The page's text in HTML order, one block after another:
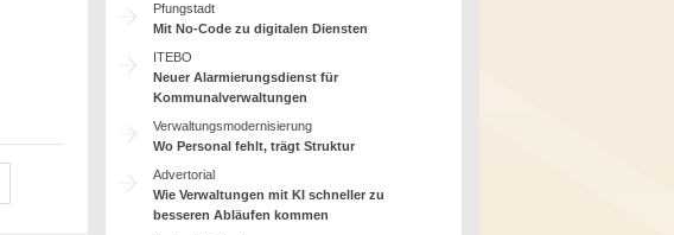
Pfungstadt
Mit No-Code zu digitalen Diensten
ITEBO
Neuer Alarmierungsdienst für
Kommunalverwaltungen
Verwaltungsmodernisierung
Wo Personal fehlt, trägt Struktur
Advertorial
Wie Verwaltungen mit KI schneller zu
besseren Abläufen kommen